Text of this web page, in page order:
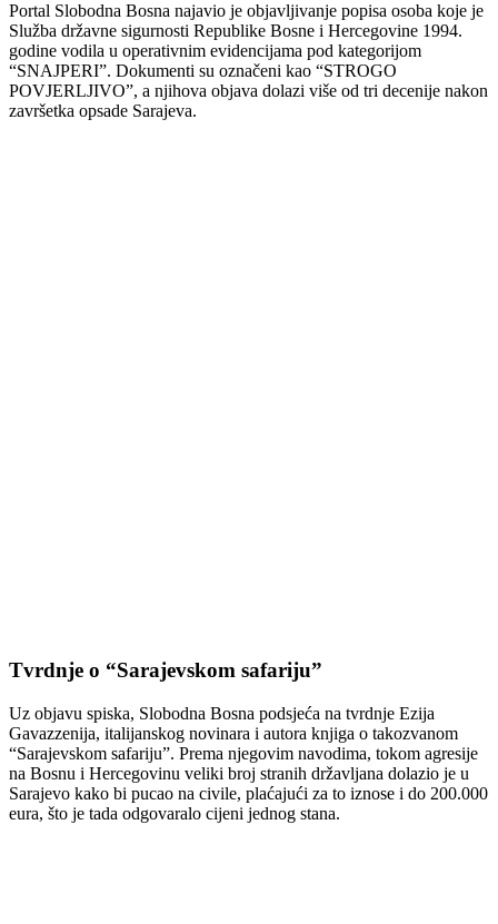
Portal Slobodna Bosna najavio je objavljivanje popisa osoba koje je
Služba državne sigurnosti Republike Bosne i Hercegovine 1994.
godine vodila u operativnim evidencijama pod kategorijom
“SNAJPERI”. Dokumenti su označeni kao “STROGO
POVJERLJIVO”, a njihova objava dolazi više od tri decenije nakon
završetka opsade Sarajeva.
Tvrdnje o “Sarajevskom safariju”
Uz objavu spiska, Slobodna Bosna podsjeća na tvrdnje Ezija
Gavazzenija, italijanskog novinara i autora knjiga o takozvanom
“Sarajevskom safariju”. Prema njegovim navodima, tokom agresije
na Bosnu i Hercegovinu veliki broj stranih državljana dolazio je u
Sarajevo kako bi pucao na civile, plaćajući za to iznose i do 200.000
eura, što je tada odgovaralo cijeni jednog stana.